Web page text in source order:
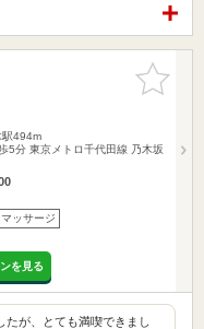
お気に入
りに追加
駅494m
5分 東京メトロ千代田線 乃木坂
ッサージ
を見る
たが、とても満喫できまし